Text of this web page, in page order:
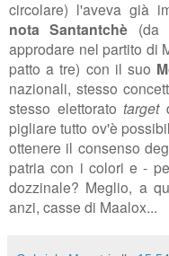
circolare) l'aveva già
nota Santantchè (da
approdare nel partito di
patto a tre) con il suo
nazionali, stesso
stesso elettoratotarget
pigliare tutto ov'è
ottenere il consenso
patria con i colori e -
dozzinale? Meglio, a
anzi, casse di Maalox...